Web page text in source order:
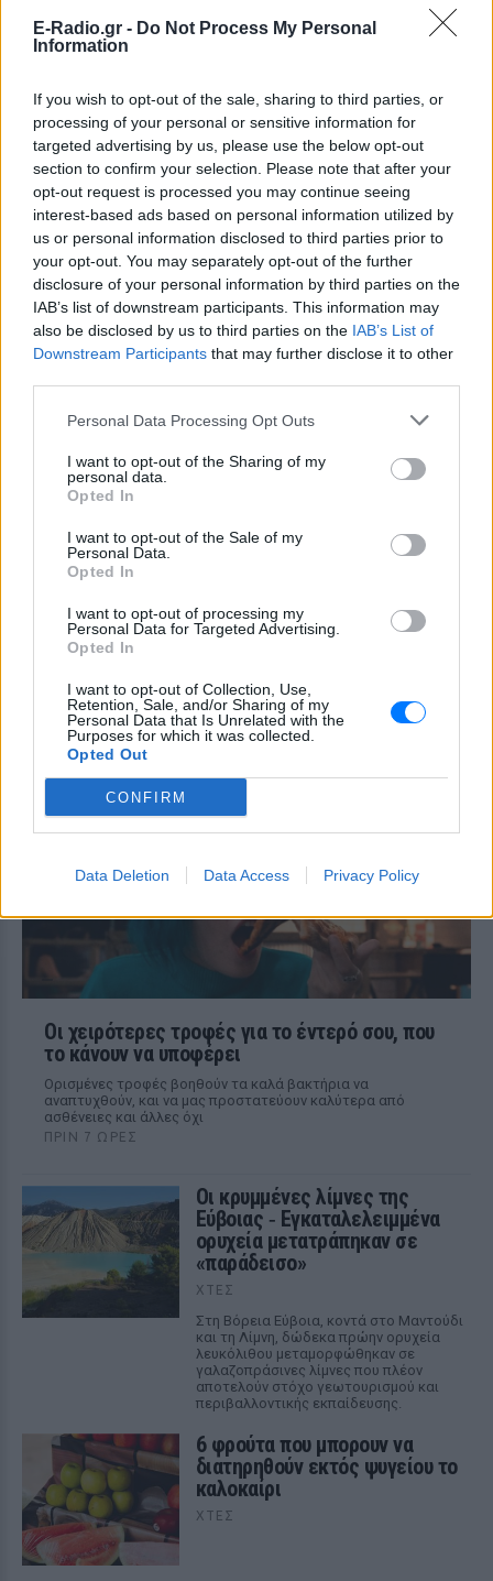
E-Radio.gr - Do Not Process My Personal
Information
If you wish to opt-out of the sale, sharing to third parties, or
processing of your personal or sensitive information for
targeted advertising by us, please use the below opt-out
section to confirm your selection. Please note that after your
opt-out request is processed you may continue seeing
interest-based ads based on personal information utilized by
us or personal information disclosed to third parties prior to
your opt-out. You may separately opt-out of the further
disclosure of your personal information by third parties on the
IAB’s list of downstream participants. This information may
also be disclosed by us to third parties on the IAB’s List of
Downstream Participants that may further disclose it to other
Personal Data Processing Opt Outs
I want to opt-out of the Sharing of my
personal data.
Opted In
I want to opt-out of the Sale of my
Personal Data.
Opted In
I want to opt-out of processing my
Personal Data for Targeted Advertising.
Opted In
I want to opt-out of Collection, Use,
Retention, Sale, and/or Sharing of my
Personal Data that Is Unrelated with the
Purposes for which it was collected.
Opted Out
CONFIRM
Data Deletion Data Access Privacy Policy
ΔΕΙΤΕ ΕΠΙΣΗΣ
ΣΤΗΝ ΙΔΙΑ ΚΑΤΗΓΟΡΙΑ
Ελληνικό γιαούρτι: Μία
κουταλιά και τα scrambled
ΠΡΙΝ 7 ΏΡΕΣ
Το στραγγιστό γιαούρτι αλλάζει την υφή
και τον κορεσμό του πρωινού χωρίς να
Η νέα σχέση δεν έχει
συγκατοίκηση – Και η Charlize
ΠΡΙΝ 7 ΏΡΕΣ
«Δεν νομίζω ότι μπορώ να ξαναζήσω με
Πότε σου χτυπάει καμπανάκι ο
θυρεοειδής; Τα σημάδια που
δεν πρέπει να αγνοήσεις
χωρίς να το καταλάβουν εγκαίρως
Οι χειρότερες τροφές για το έντερό σου, που
το κάνουν να υποφέρει
Ορισμένες τροφές βοηθούν τα καλά βακτήρια να
αναπτυχθούν, και να μας προστατεύουν καλύτερα από
ασθένειες και άλλες όχι
ΠΡΙΝ 7 ΏΡΕΣ
Οι κρυμμένες λίμνες της
Εύβοιας ‑ Εγκαταλελειμμένα
ορυχεία μετατράπηκαν σε
«παράδεισο»
ΧΤΕΣ
Στη Βόρεια Εύβοια, κοντά στο Μαντούδι
και τη Λίμνη, δώδεκα πρώην ορυχεία
λευκόλιθου μεταμορφώθηκαν σε
γαλαζοπράσινες λίμνες που πλέον
αποτελούν στόχο γεωτουρισμού και
περιβαλλοντικής εκπαίδευσης.
6 φρούτα που μπορουν να
διατηρηθούν εκτός ψυγείου το
καλοκαίρι
ΧΤΕΣ